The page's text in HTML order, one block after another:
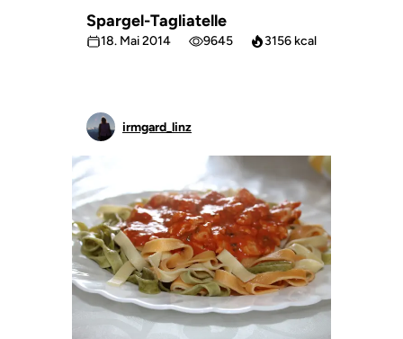
Spargel-Tagliatelle
18. Mai 2014 9645 3156 kcal
irmgard_linz